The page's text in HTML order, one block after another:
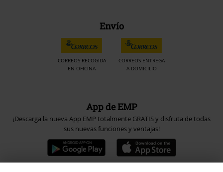
Envío
CORREOS RECOGIDA
EN OFICINA
CORREOS ENTREGA
A DOMICILIO
App de EMP
¡Descarga la nueva App EMP totalmente GRATIS y disfruta de todas
sus nuevas funciones y ventajas!